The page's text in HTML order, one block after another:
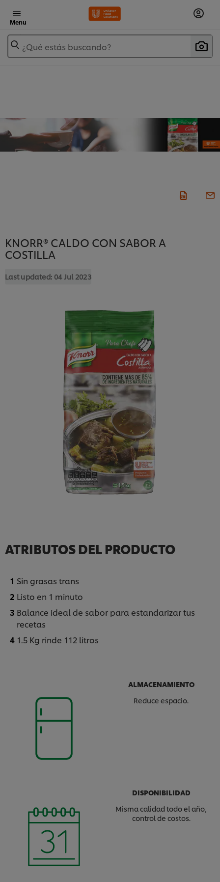
Menu
¿Qué estás buscando?
KNORR® CALDO CON SABOR A
COSTILLA
Last updated: 04 Jul 2023
ATRIBUTOS DEL PRODUCTO
Sin grasas trans
Listo en 1 minuto
Balance ideal de sabor para estandarizar tus
recetas
1.5 Kg rinde 112 litros
ALMACENAMIENTO
Reduce espacio.
DISPONIBILIDAD
Misma calidad todo el año,
control de costos.